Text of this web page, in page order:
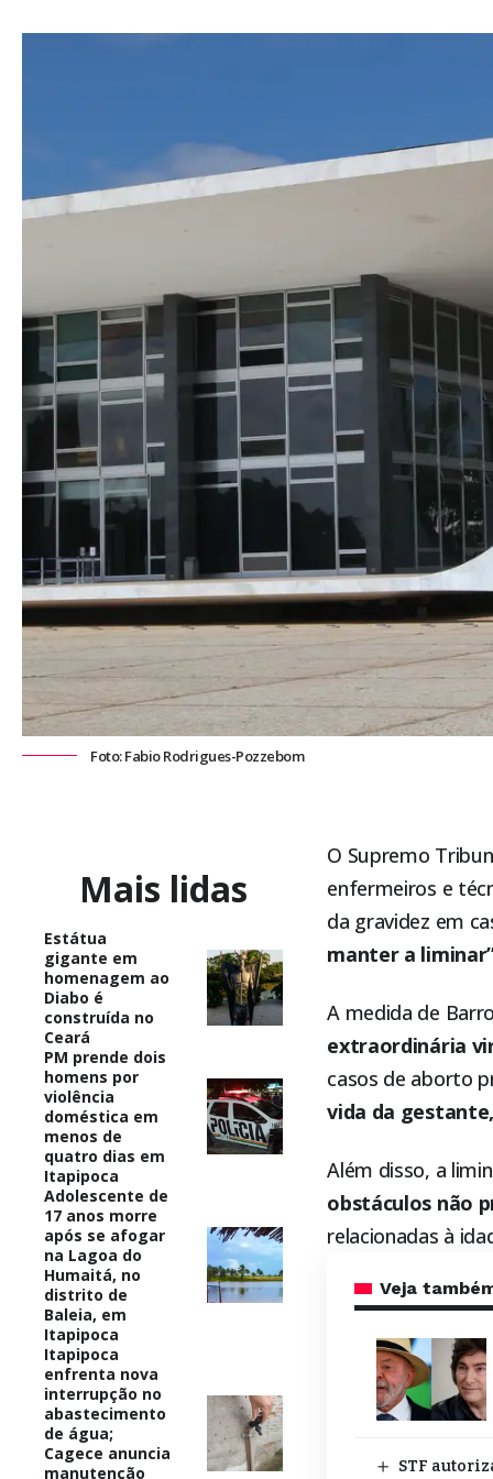
Foto: Fabio Rodrigues-Pozzebom
Mais lidas
Estátua
gigante em
homenagem ao
Diabo é
construída no
Ceará
PM prende dois
homens por
violência
doméstica em
menos de
quatro dias em
Itapipoca
Adolescente de
17 anos morre
após se afogar
na Lagoa do
Humaitá, no
distrito de
Baleia, em
Itapipoca
Itapipoca
enfrenta nova
interrupção no
abastecimento
de água;
Cagece anuncia
manutenção
O Supremo
enfermeiros e
da gravidez em
manter a
A medida de
extraordinária
casos de aborto
vida da
Além disso, a
obstáculos não
relacionadas à
Veja
STF